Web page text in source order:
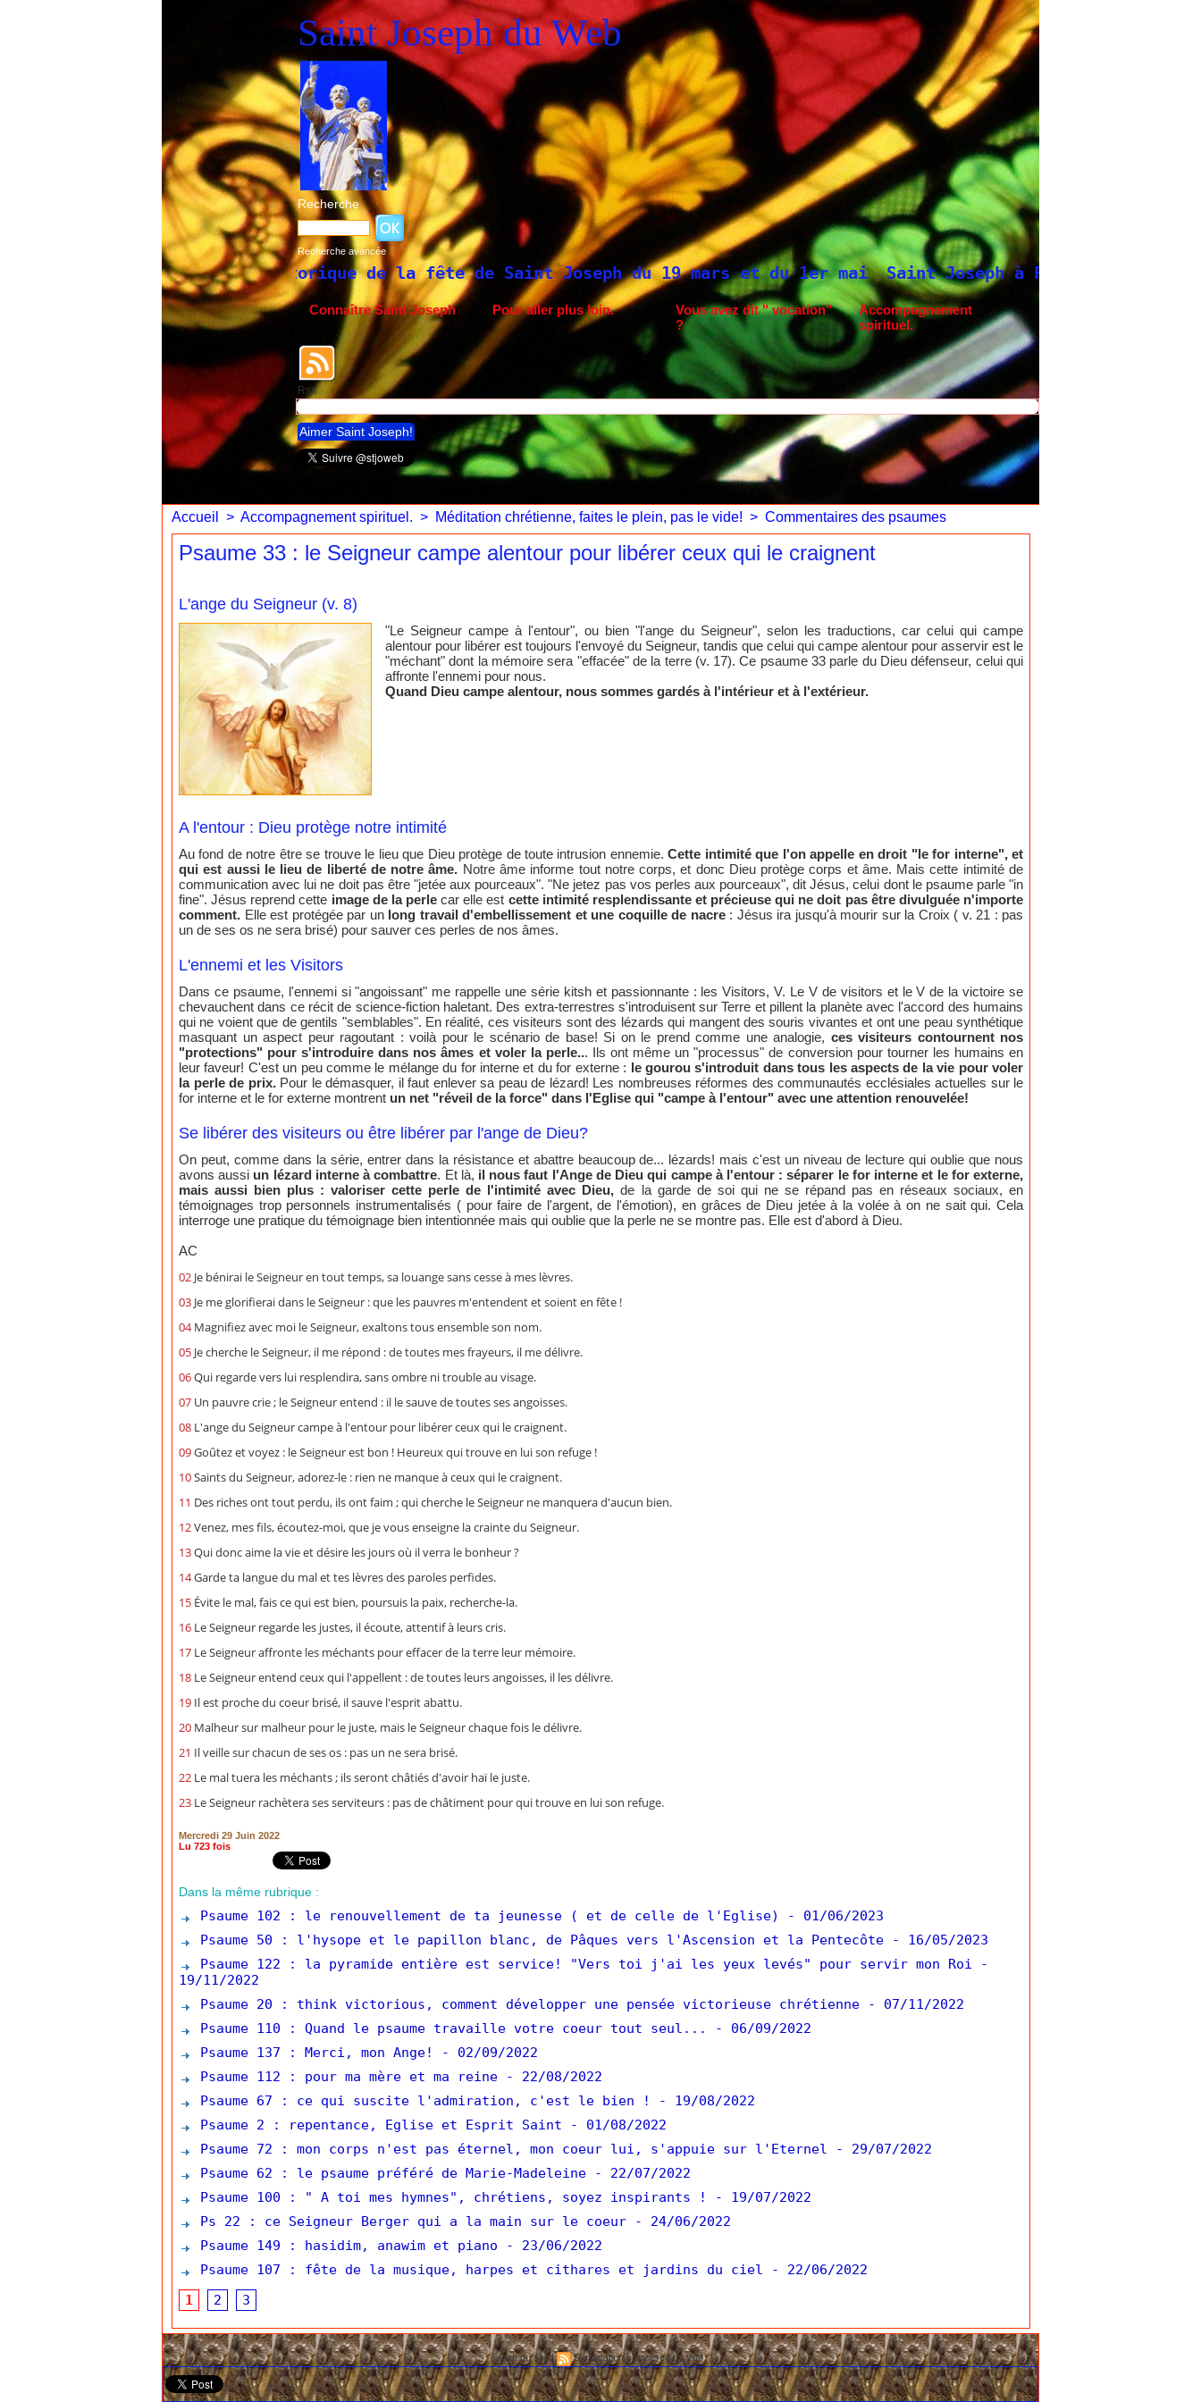
Saint Joseph du Web
Recherche
Recherche avancée
Historique de la fête de Saint Joseph du 19 mars et du 1er mai Saint Joseph à Fatima. Neuvaine à Saint
Connaître Saint Joseph Pour aller plus loin.
Vous avez dit " vocation"
?
Accompagnement
spirituel.
Rss
Aimer Saint Joseph!
Accueil > Accompagnement spirituel. > Méditation chrétienne, faites le plein, pas le vide! > Commentaires des psaumes
Psaume 33 : le Seigneur campe alentour pour libérer ceux qui le craignent
L'ange du Seigneur (v. 8)
"Le Seigneur campe à l'entour", ou bien "l'ange du Seigneur", selon les traductions, car celui qui campe
alentour pour libérer est toujours l'envoyé du Seigneur, tandis que celui qui campe alentour pour asservir est le
"méchant" dont la mémoire sera "effacée" de la terre (v. 17). Ce psaume 33 parle du Dieu défenseur, celui qui
affronte l'ennemi pour nous.
Quand Dieu campe alentour, nous sommes gardés à l'intérieur et à l'extérieur.
A l'entour : Dieu protège notre intimité
Au fond de notre être se trouve le lieu que Dieu protège de toute intrusion ennemie.Cette intimité que l'on appelle en droit "le for interne", et
qui est aussi le lieu de liberté de notre âme. Notre âme informe tout notre corps, et donc Dieu protège corps et âme. Mais cette intimité de
communication avec lui ne doit pas être "jetée aux pourceaux". "Ne jetez pas vos perles aux pourceaux", dit Jésus, celui dont le psaume parle "in
fine". Jésus reprend cette image de la perlecar elle est cette intimité resplendissante et précieuse qui ne doit pas être divulguée n'importe
comment. Elle est protégée par un long travail d'embellissement et une coquille de nacre: Jésus ira jusqu'à mourir sur la Croix ( v. 21 : pas
un de ses os ne sera brisé) pour sauver ces perles de nos âmes.
L'ennemi et les Visitors
Dans ce psaume, l'ennemi si "angoissant" me rappelle une série kitsh et passionnante : les Visitors, V. Le V de visitors et le V de la victoire se
chevauchent dans ce récit de science-fiction haletant. Des extra-terrestres s'introduisent sur Terre et pillent la planète avec l'accord des humains
qui ne voient que de gentils "semblables". En réalité, ces visiteurs sont des lézards qui mangent des souris vivantes et ont une peau synthétique
masquant un aspect peur ragoutant : voilà pour le scénario de base! Si on le prend comme une analogie, ces visiteurs contournent nos
"protections" pour s'introduire dans nos âmes et voler la perle... Ils ont même un "processus" de conversion pour tourner les humains en
leur faveur! C'est un peu comme le mélange du for interne et du for externe : le gourou s'introduit dans tous les aspects de la vie pour voler
la perle de prix.Pour le démasquer, il faut enlever sa peau de lézard! Les nombreuses réformes des communautés ecclésiales actuelles sur le
for interne et le for externe montrent un net "réveil de la force" dans l'Eglise qui "campe à l'entour" avec une attention renouvelée!
Se libérer des visiteurs ou être libérer par l'ange de Dieu?
On peut, comme dans la série, entrer dans la résistance et abattre beaucoup de... lézards! mais c'est un niveau de lecture qui oublie que nous
avons aussi un lézard interne à combattre. Et là, il nous faut l'Ange de Dieu qui campe à l'entour : séparer le for interne et le for externe,
mais aussi bien plus : valoriser cette perle de l'intimité avec Dieu, de la garde de soi qui ne se répand pas en réseaux sociaux, en
témoignages trop personnels instrumentalisés ( pour faire de l'argent, de l'émotion), en grâces de Dieu jetée à la volée à on ne sait qui. Cela
interroge une pratique du témoignage bien intentionnée mais qui oublie que la perle ne se montre pas. Elle est d'abord à Dieu.
AC
02 Je bénirai le Seigneur en tout temps, sa louange sans cesse à mes lèvres.
03 Je me glorifierai dans le Seigneur : que les pauvres m'entendent et soient en fête !
04Magnifiez avec moi le Seigneur, exaltons tous ensemble son nom.
05 Je cherche le Seigneur, il me répond : de toutes mes frayeurs, il me délivre.
06Qui regarde vers lui resplendira, sans ombre ni trouble au visage.
07 Un pauvre crie ; le Seigneur entend : il le sauve de toutes ses angoisses.
08 L'ange du Seigneur campe à l'entour pour libérer ceux qui le craignent.
09Goûtez et voyez : le Seigneur est bon ! Heureux qui trouve en lui son refuge !
10Saints du Seigneur, adorez-le : rien ne manque à ceux qui le craignent.
11 Des riches ont tout perdu, ils ont faim ; qui cherche le Seigneur ne manquera d'aucun bien.
12Venez, mes fils, écoutez-moi, que je vous enseigne la crainte du Seigneur.
13Qui donc aime la vie et désire les jours où il verra le bonheur ?
14Garde ta langue du mal et tes lèvres des paroles perfides.
15 Évite le mal, fais ce qui est bien, poursuis la paix, recherche-la.
16 Le Seigneur regarde les justes, il écoute, attentif à leurs cris.
17 Le Seigneur affronte les méchants pour effacer de la terre leur mémoire.
18 Le Seigneur entend ceux qui l'appellent : de toutes leurs angoisses, il les délivre.
19 Il est proche du coeur brisé, il sauve l'esprit abattu.
20 Malheur sur malheur pour le juste, mais le Seigneur chaque fois le délivre.
21 Il veille sur chacun de ses os : pas un ne sera brisé.
22 Le mal tuera les méchants ; ils seront châtiés d'avoir haï le juste.
23 Le Seigneur rachètera ses serviteurs : pas de châtiment pour qui trouve en lui son refuge.
Mercredi 29 Juin 2022
Lu 723 fois
Dans la même rubrique :
Psaume 102 : le renouvellement de ta jeunesse ( et de celle de l'Eglise)
- 01/06/2023
Psaume 50 : l'hysope et le papillon blanc, de Pâques vers l'Ascension et la Pentecôte
- 16/05/2023
Psaume 122 : la pyramide entière est service! "Vers toi j'ai les yeux levés" pour servir mon Roi
-
19/11/2022
Psaume 20 : think victorious, comment développer une pensée victorieuse chrétienne
- 07/11/2022
Psaume 110 : Quand le psaume travaille votre coeur tout seul...
- 06/09/2022
Psaume 137 : Merci, mon Ange!
- 02/09/2022
Psaume 112 : pour ma mère et ma reine
- 22/08/2022
Psaume 67 : ce qui suscite l'admiration, c'est le bien !
- 19/08/2022
Psaume 2 : repentance, Eglise et Esprit Saint
- 01/08/2022
Psaume 72 : mon corps n'est pas éternel, mon coeur lui, s'appuie sur l'Eternel
- 29/07/2022
Psaume 62 : le psaume préféré de Marie-Madeleine
- 22/07/2022
Psaume 100 : " A toi mes hymnes", chrétiens, soyez inspirants !
- 19/07/2022
Ps 22 : ce Seigneur Berger qui a la main sur le coeur
- 24/06/2022
Psaume 149 : hasidim, anawim et piano
- 23/06/2022
Psaume 107 : fête de la musique, harpes et cithares et jardins du ciel
- 22/06/2022
1
2 3
Plan du site | Syndication |Powered by WM